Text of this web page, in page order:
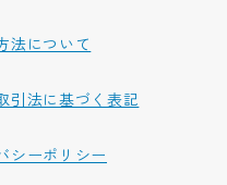
法について
引法に基づく表記
シーポリシー